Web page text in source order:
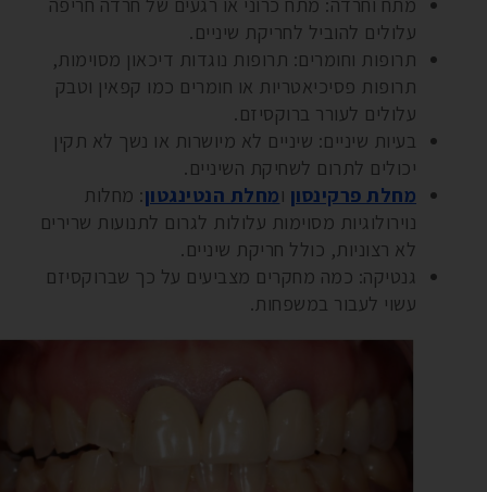
עלולים להוביל לחריקת שיניים.
תרופות וחומרים: תרופות נוגדות דיכאון מסוימות,
תרופות פסיכיאטריות או חומרים כמו קפאין וטבק
עלולים לעורר ברוקסיזם.
בעיות שיניים: שיניים לא מיושרות או נשך לא תקין
יכולים לתרום לשחיקת השיניים.
מחלת פרקינסוןומחלת הנטינגטון: מחלות
נוירולוגיות מסוימות עלולות לגרום לתנועות שרירים
לא רצוניות, כולל חריקת שיניים.
גנטיקה: כמה מחקרים מצביעים על כך שברוקסיזם
עשוי לעבור במשפחות.